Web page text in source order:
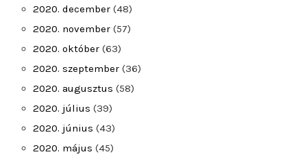
2020. december (48)
2020. november (57)
2020. október (63)
2020. szeptember (36)
2020. augusztus (58)
2020. július (39)
2020. június (43)
2020. május (45)